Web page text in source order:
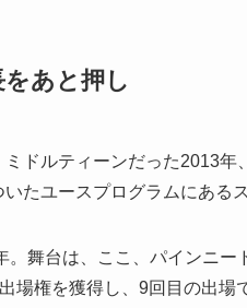
あと押し
ドルティーンだった2013年
たユースプログラムにある
舞台は、ここ、パインニー
場権を獲得し、9回目の出場